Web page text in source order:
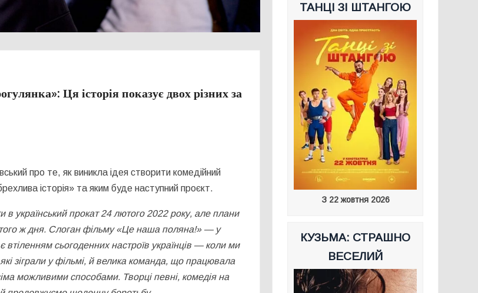
Ця історія показує двох різних за
про те, як виникла ідея створити комедійний
історія» та яким буде наступний проєкт.
український прокат 24 лютого 2022 року, але плани
ж дня. Слоган фільму «Це наша поляна!» — у
втіленням сьогоденних настроїв українців — коли ми
зіграли у фільмі, й велика команда, що працювала
можливими способами. Творці певні, комедія на
ТАНЦІ ЗІ ШТАНГОЮ
З 22 жовтня 2026
КУЗЬМА: СТРАШНО
ВЕСЕЛИЙ